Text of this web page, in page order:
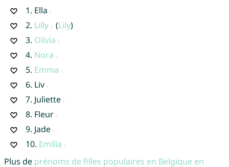
1. Ella
2. Lilly (Lily)
3. Olivia
4. Nora
5. Emma
6. Liv
7. Juliette
8. Fleur
9. Jade
10. Emilia
Plus de prénoms de filles populaires en Belgique en